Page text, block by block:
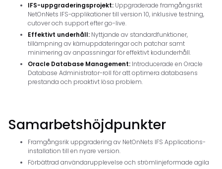
IFS-uppgraderingsprojekt: Uppgraderade framgångsrikt
NetOnNets IFS-applikationer till version 10, inklusive testning,
cutover och support efter go-live.
Effektivt underhåll: Nyttjande av standardfunktioner,
tillämpning av kärnuppdateringar och patchar samt
minimering av anpassningar för effektivt kodunderhåll.
Oracle Database Management: Introducerade en Oracle
Database Administrator-roll för att optimera databasens
prestanda och proaktivt lösa problem.
Samarbetshöjdpunkter
Framgångsrik uppgradering av NetOnNets IFS Applications-
installation till en nyare version.
Förbättrad användarupplevelse och strömlinjeformade agila